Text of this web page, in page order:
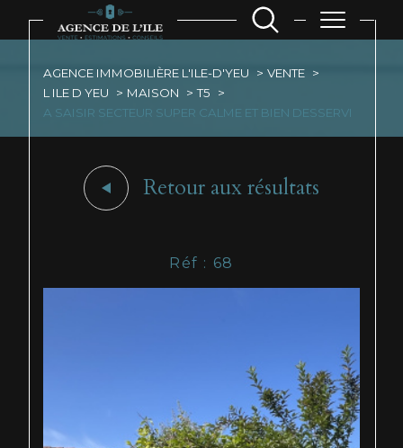
AGENCE IMMOBILIÈRE L'ILE-D'YEU
VENTE
L ILE D YEU
MAISON
T5
A SAISIR SECTEUR SUPER CALME ET BIEN DESSERVI
Retour aux résultats
Réf : 68